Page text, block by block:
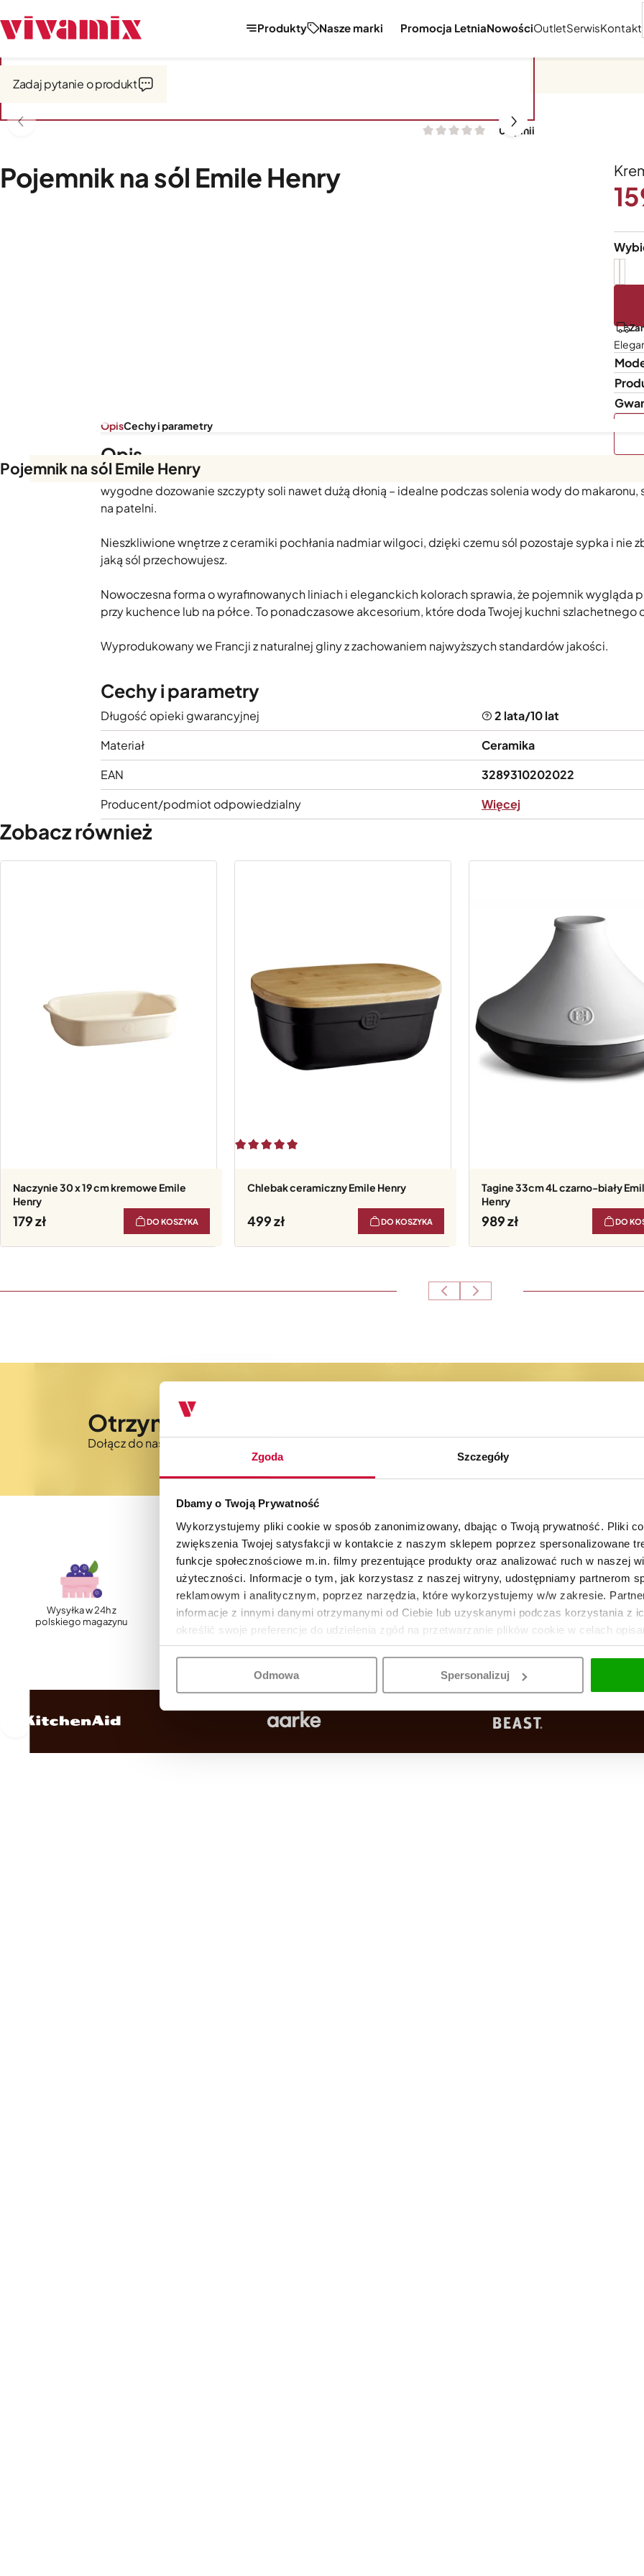
Zgoda Szczegóły
Dbamy o Twoją Prywatność
Wykorzystujemy pliki cookie w sposób zanonimizowany, dbając o Twoją prywatność. Pliki
zwiększenia Twojej satysfakcji w kontakcie z naszym sklepem poprzez spersonalizowane
funkcje społecznościowe m.in. filmy prezentujące produkty oraz analizować ruch w naszej
użyteczności. Informacje o tym, jak korzystasz z naszej witryny, udostępniamy partnerom
reklamowym i analitycznym, poprzez narzędzia, które wykorzystujemy w/w zakresie.
informacje z innymi danymi otrzymanymi od Ciebie lub uzyskanymi podczas korzystania z
określić swoje preferencje do udzielenia zgód na przetwarzanie plików cookie w celach
Odmowa Spersonalizuj
Produkty Nasze marki Promocja LetniaNowościOutletSerwisKontakt
Garnki i naczynia
0 opinii
Pojemnik na sól Emile Henry
Zadaj pytanie o produkt
Pojemnik na sól Emile Henry
OpisCechy i parametry
Opis
Pojemnik na sól Emile Henry to praktyczne i eleganckie rozwiązanie do przechowywania soli w
wygodne dozowanie szczypty soli nawet dużą dłonią – idealne podczas solenia wody do makaronu,
na patelni.
Nieszkliwione wnętrze z ceramiki pochłania nadmiar wilgoci, dzięki czemu sól pozostaje sypka i nie
jaką sól przechowujesz.
Nowoczesna forma o wyrafinowanych liniach i eleganckich kolorach sprawia, że pojemnik wygląda
przy kuchence lub na półce. To ponadczasowe akcesorium, które doda Twojej kuchni szlachetnego
Wyprodukowany we Francji z naturalnej gliny z zachowaniem najwyższych standardów jakości.
Cechy i parametry
Długość opieki gwarancyjnej
2 lata/10 lat
Materiał
Ceramika
EAN
3289310202022
Producent/podmiot odpowiedzialny
Więcej
Zobacz również
Naczynie 30 x 19 cm kremowe Emile
Henry
179 DO KOSZYKA
Chlebak ceramiczny Emile Henry
499 DO KOSZYKA
Tagine 33cm 4L czarno-biały
Henry
989 DO
Otrzymaj 5% rabatu na pierwsze zakupy
Dołącz do naszego newslettera i bądź na bieżąco z nowościami oraz promocjami
Wysyłka w 24h z
polskiego magazynu
Szybka, darmowa
dostawa
30 dni na zwrot
Autoryzowany
KitchenAid